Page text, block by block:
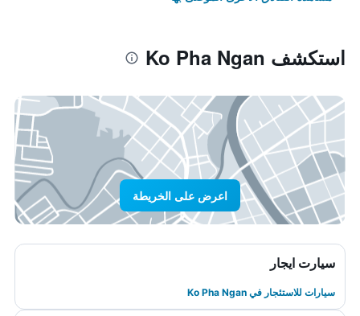
استكشف Ko Pha Ngan
اعرض على الخريطة
سيارت ايجار
سيارات للاستئجار في Ko Pha Ngan